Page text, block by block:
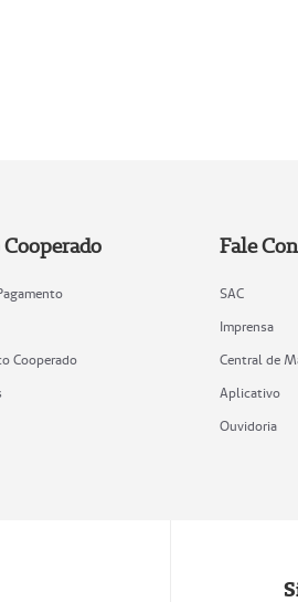
Cooperado
Fale
SAC
Imprensa
Central de
Aplicativo
Ouvidoria